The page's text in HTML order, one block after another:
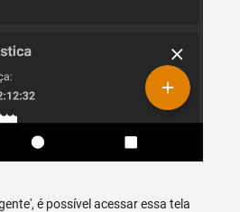
é possível acessar essa tela